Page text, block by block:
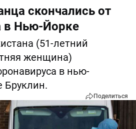
скончались от
в Нью-Йорке
(51-летний
женщина)
в нью-
Бруклин.
Поделиться